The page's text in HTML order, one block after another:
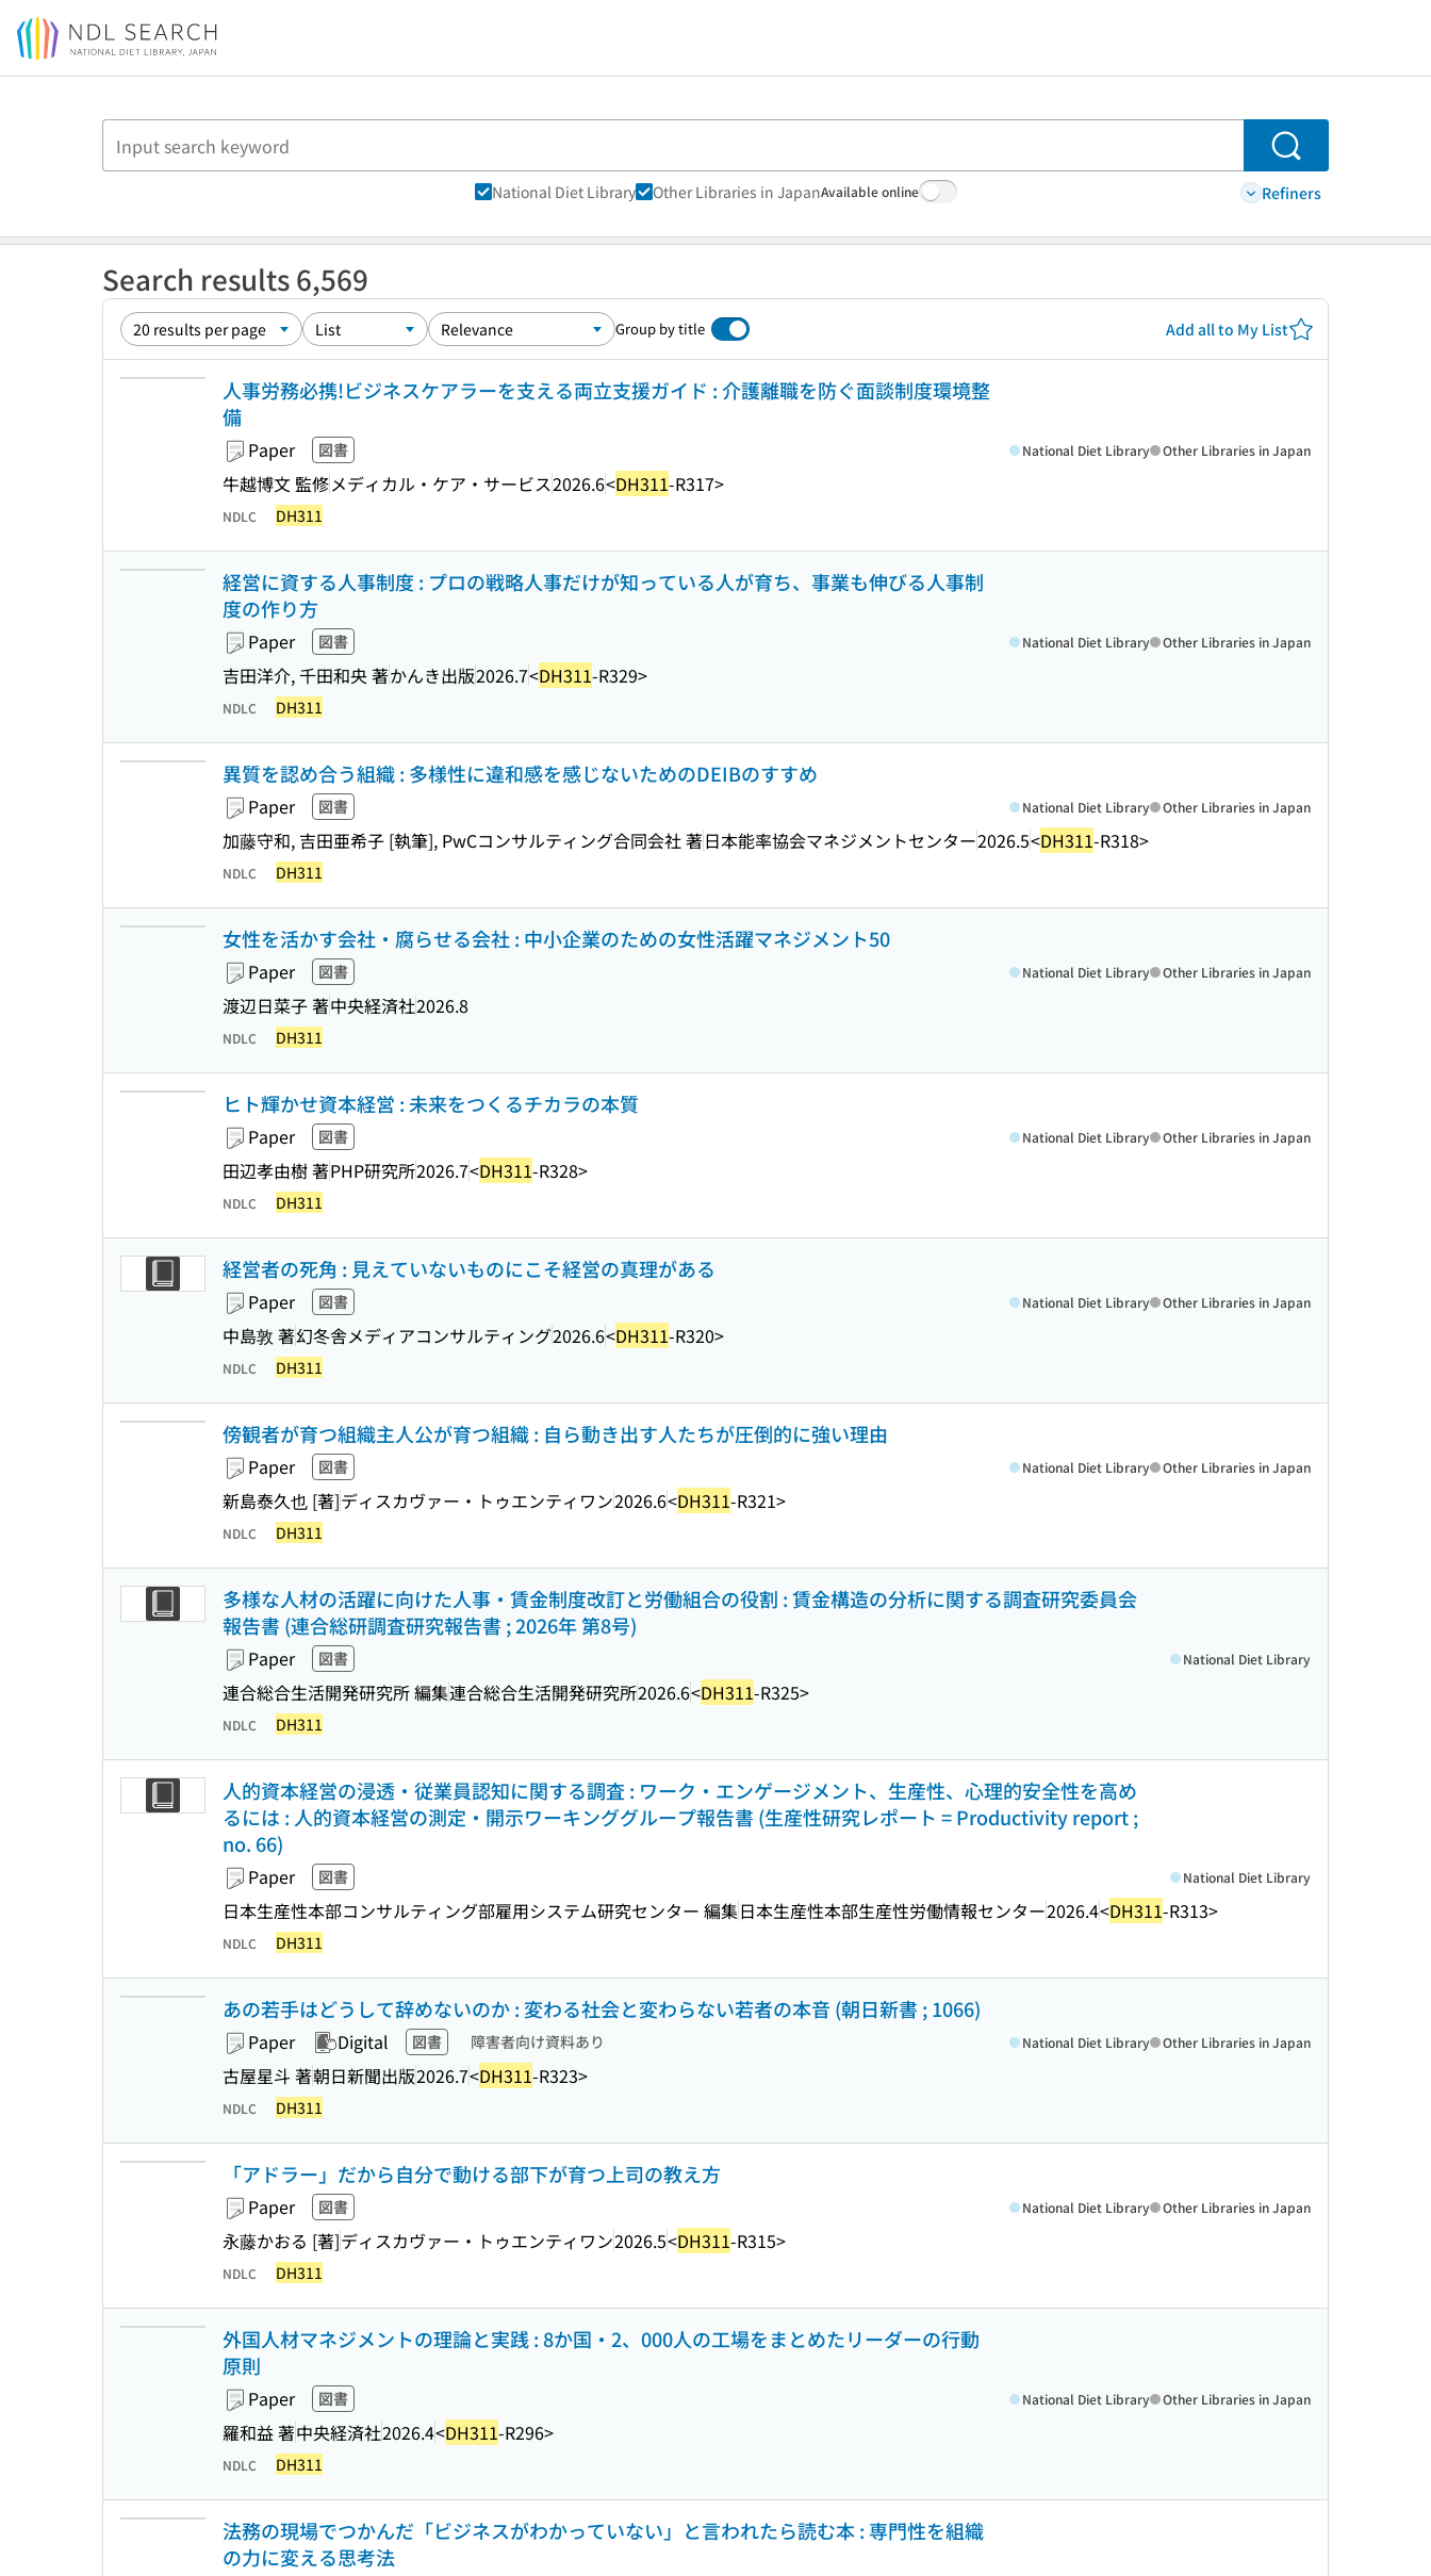
Jump to main content
Search
National Diet Library Other Libraries in JapanAvailable online Refiners
Search results 6,569
Group by title Add all to My List
人事労務必携!ビジネスケアラーを支える両立支援ガイド : 介護離職を防ぐ面談制度環境整
備
Paper 図書
牛越博文 監修メディカル・ケア・サービス2026.6<DH311-R317>
National Diet Library Other Libraries in Japan
NDLC DH311
経営に資する人事制度 : プロの戦略人事だけが知っている人が育ち、事業も伸びる人事制
度の作り方
Paper 図書
吉田洋介, 千田和央 著かんき出版2026.7<DH311-R329>
National Diet Library Other Libraries in Japan
NDLC DH311
異質を認め合う組織 : 多様性に違和感を感じないためのDEIBのすすめ
Paper 図書
加藤守和, 吉田亜希子 [執筆], PwCコンサルティング合同会社 著日本能率協会マネジメントセンター2026.5<DH311-R318>
National Diet Library Other Libraries in Japan
NDLC DH311
女性を活かす会社・腐らせる会社 : 中小企業のための女性活躍マネジメント50
Paper 図書
渡辺日菜子 著中央経済社2026.8
National Diet Library Other Libraries in Japan
NDLC DH311
ヒト輝かせ資本経営 : 未来をつくるチカラの本質
Paper 図書
田辺孝由樹 著PHP研究所2026.7<DH311-R328>
National Diet Library Other Libraries in Japan
NDLC DH311
経営者の死角 : 見えていないものにこそ経営の真理がある
Paper 図書
中島敦 著幻冬舎メディアコンサルティング2026.6<DH311-R320>
National Diet Library Other Libraries in Japan
NDLC DH311
傍観者が育つ組織主人公が育つ組織 : 自ら動き出す人たちが圧倒的に強い理由
Paper 図書
新島泰久也 [著]ディスカヴァー・トゥエンティワン2026.6<DH311-R321>
National Diet Library Other Libraries in Japan
NDLC DH311
多様な人材の活躍に向けた人事・賃金制度改訂と労働組合の役割 : 賃金構造の分析に関する調査研究委員会
報告書 (連合総研調査研究報告書 ; 2026年 第8号)
Paper 図書
連合総合生活開発研究所 編集連合総合生活開発研究所2026.6<DH311-R325>
National Diet Library
NDLC DH311
人的資本経営の浸透・従業員認知に関する調査 : ワーク・エンゲージメント、生産性、心理的安全性を高め
るには : 人的資本経営の測定・開示ワーキンググループ報告書 (生産性研究レポート = Productivity report ;
no. 66)
Paper 図書
日本生産性本部コンサルティング部雇用システム研究センター 編集日本生産性本部生産性労働情報センター2026.4<DH311-R313>
National Diet Library
NDLC DH311
あの若手はどうして辞めないのか : 変わる社会と変わらない若者の本音 (朝日新書 ; 1066)
Paper Digital 図書 障害者向け資料あり
古屋星斗 著朝日新聞出版2026.7<DH311-R323>
National Diet Library Other Libraries in Japan
NDLC DH311
「アドラー」だから自分で動ける部下が育つ上司の教え方
Paper 図書
永藤かおる [著]ディスカヴァー・トゥエンティワン2026.5<DH311-R315>
National Diet Library Other Libraries in Japan
NDLC DH311
外国人材マネジメントの理論と実践 : 8か国・2、000人の工場をまとめたリーダーの行動
原則
Paper 図書
羅和益 著中央経済社2026.4<DH311-R296>
National Diet Library Other Libraries in Japan
NDLC DH311
法務の現場でつかんだ「ビジネスがわかっていない」と言われたら読む本 : 専門性を組織
の力に変える思考法